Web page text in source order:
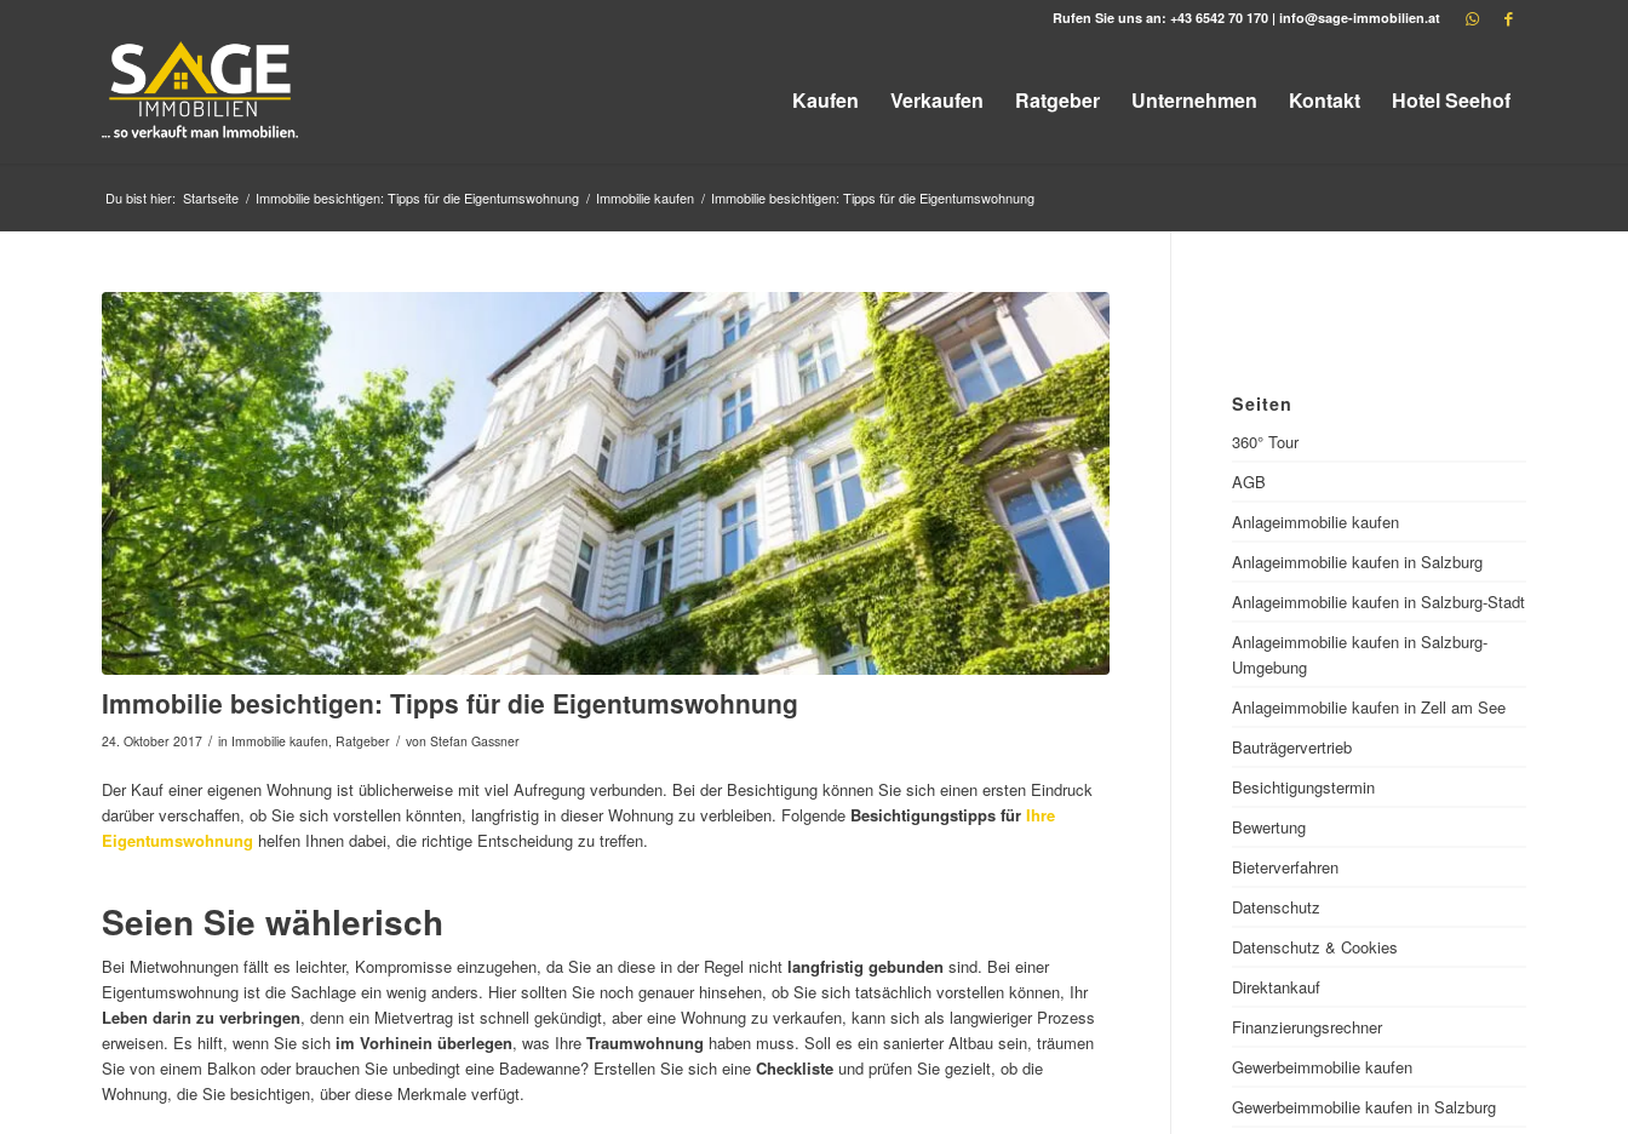
Rufen Sie uns an: +43 6542 70 170 | info@sage-immobilien.at
Kaufen Verkaufen Ratgeber Unternehmen Kontakt Hotel Seehof
Du bist hier: Startseite / Immobilie besichtigen: Tipps für die Eigentumswohnung / Immobilie kaufen / Immobilie besichtigen: Tipps für die Eigentumswohnung
Immobilie besichtigen: Tipps für die Eigentumswohnung
24. Oktober 2017 / in Immobilie kaufen, Ratgeber / von Stefan Gassner
Der Kauf einer eigenen Wohnung ist üblicherweise mit viel Aufregung verbunden. Bei der Besichtigung können Sie sich einen ersten Eindruck
darüber verschaffen, ob Sie sich vorstellen könnten, langfristig in dieser Wohnung zu verbleiben. Folgende Besichtigungstipps für Ihre
Eigentumswohnung helfen Ihnen dabei, die richtige Entscheidung zu treffen.
Seien Sie wählerisch
Bei Mietwohnungen fällt es leichter, Kompromisse einzugehen, da Sie an diese in der Regel nicht langfristig gebunden sind. Bei einer
Eigentumswohnung ist die Sachlage ein wenig anders. Hier sollten Sie noch genauer hinsehen, ob Sie sich tatsächlich vorstellen können, Ihr
Leben darin zu verbringen, denn ein Mietvertrag ist schnell gekündigt, aber eine Wohnung zu verkaufen, kann sich als langwieriger Prozess
erweisen. Es hilft, wenn Sie sich im Vorhinein überlegen, was Ihre Traumwohnung haben muss. Soll es ein sanierter Altbau sein, träumen
Sie von einem Balkon oder brauchen Sie unbedingt eine Badewanne? Erstellen Sie sich eine Checklisteund prüfen Sie gezielt, ob die
Wohnung, die Sie besichtigen, über diese Merkmale verfügt.
Seiten
360° Tour
AGB
Anlageimmobilie kaufen
Anlageimmobilie kaufen in Salzburg
Anlageimmobilie kaufen in Salzburg-Stadt
Anlageimmobilie kaufen in Salzburg-
Umgebung
Anlageimmobilie kaufen in Zell am See
Bauträgervertrieb
Besichtigungstermin
Bewertung
Bieterverfahren
Datenschutz
Datenschutz & Cookies
Direktankauf
Finanzierungsrechner
Gewerbeimmobilie kaufen
Gewerbeimmobilie kaufen in Salzburg